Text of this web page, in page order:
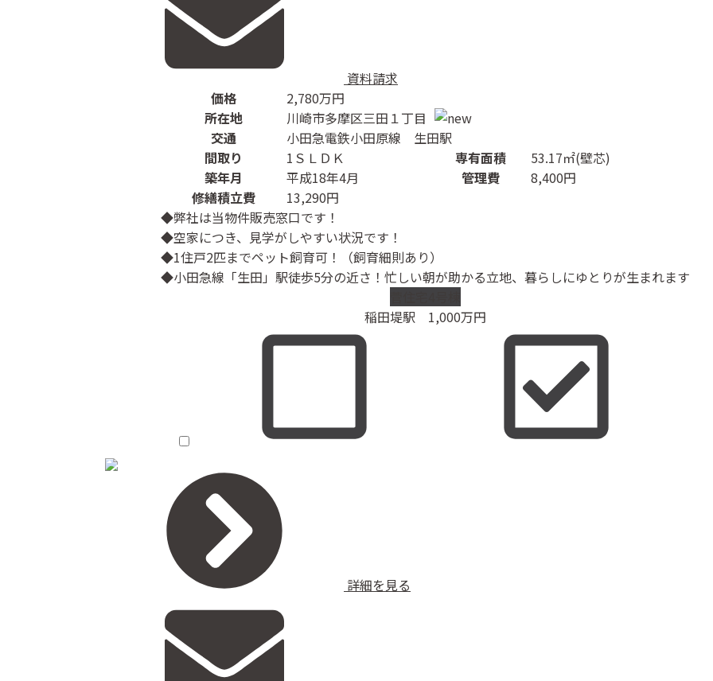
資料請求
価格
2,780万円
所在地
川崎市多摩区三田１丁目
交通
小田急電鉄小田原線 生田駅
間取り
1ＳＬＤＫ 専有面積
53.17㎡(壁芯)
築年月
平成18年4月 管理費
8,400円
修繕積立費
13,290円
◆弊社は当物件販売窓口です！
◆空家につき、見学がしやすい状況です！
◆1住戸2匹までペット飼育可！（飼育細則あり）
◆小田急線「生田」駅徒歩5分の近さ！忙しい朝が助かる立地、暮らしにゆとりが生まれます
稲田堤駅
1,000万円
詳細を見る